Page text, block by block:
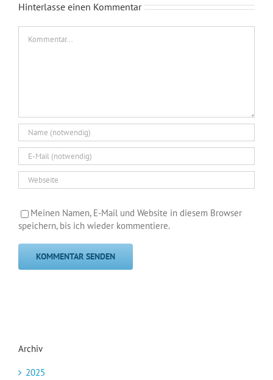
Hinterlasse einen Kommentar
Meinen Namen, E-Mail und Website in diesem Browser
speichern, bis ich wieder kommentiere.
Archiv
2025